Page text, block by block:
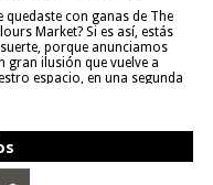
quedaste con ganas de The
Market? Si es así, estás
porque anunciamos
gran ilusión que vuelve a
espacio, en una segunda